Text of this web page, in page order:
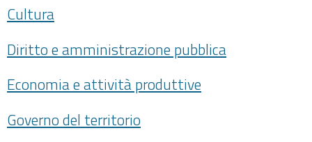
Cultura
Diritto e amministrazione pubblica
Economia e attività produttive
Governo del territorio